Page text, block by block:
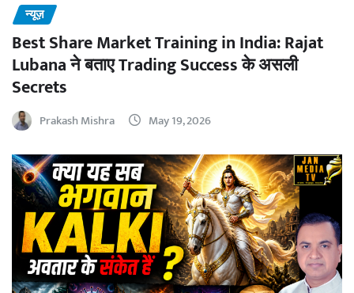
न्यूज़
Best Share Market Training in India: Rajat
Lubana ने बताए Trading Success के असली
Secrets
Prakash Mishra May 19, 2026